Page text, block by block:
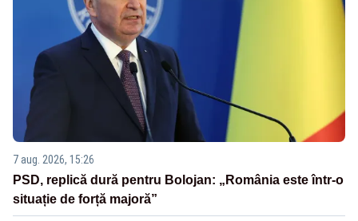
7 aug. 2026, 15:26
PSD, replică dură pentru Bolojan: „România este într-o
situație de forță majoră”